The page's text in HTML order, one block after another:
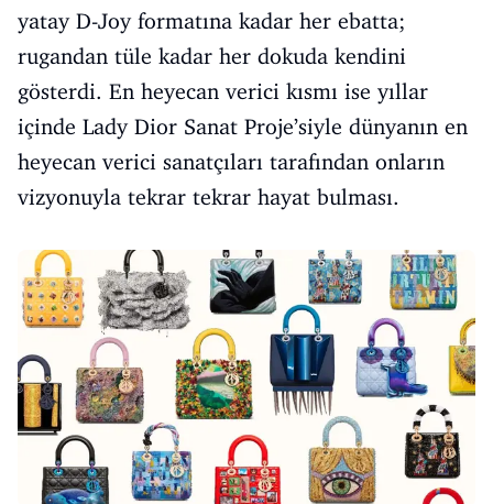
yatay D-Joy formatına kadar her ebatta;
rugandan tüle kadar her dokuda kendini
gösterdi. En heyecan verici kısmı ise yıllar
içinde Lady Dior Sanat Proje’siyle dünyanın en
heyecan verici sanatçıları tarafından onların
vizyonuyla tekrar tekrar hayat bulması.